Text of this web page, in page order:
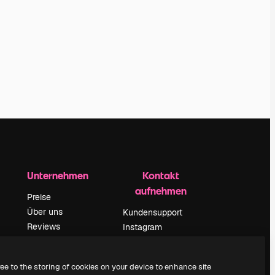
Unternehmen
Preise
Über uns
Reviews
Blog
Kontakt
aufnehmen
Kundensupport
Instagram
TikTok
to the storing of cookies on your device to enhance site